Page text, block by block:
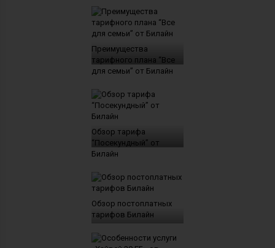
Преимущества
тарифного плана “Все
для семьи” от Билайн
Обзор тарифа
“Посекундный” от
Билайн
Обзор постоплатных
тарифов Билайн